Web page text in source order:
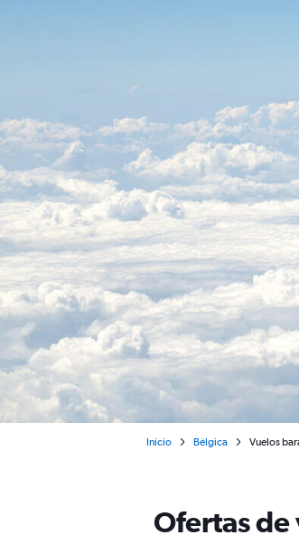
Inicio Bélgica Vuelos
Ofertas de